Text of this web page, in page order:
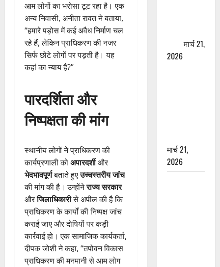
आम लोगों का भरोसा टूट रहा है। एक
अन्य निवासी, अनीता रावत ने बताया,
“हमारे पड़ोस में कई अवैध निर्माण चल
रहे हैं, लेकिन प्राधिकरण की नजर
सिर्फ छोटे लोगों पर पड़ती है। यह
कहां का न्याय है?”
पारदर्शिता और
निष्पक्षता की मांग
स्थानीय लोगों ने प्राधिकरण की
कार्यप्रणाली कोअपारदर्शीऔर
भेदभावपूर्णबताते हुएउच्चस्तरीय जांच
की मांग की है। उन्होंनेराज्य सरकार
औरजिलाधिकारीसे अपील की है कि
प्राधिकरण के कार्यों की निष्पक्ष जांच
कराई जाए और दोषियों पर कड़ी
कार्रवाई हो। एक सामाजिक कार्यकर्ता,
दीपक जोशी ने कहा, “तपोवन विकास
प्राधिकरण की मनमानी से आम लोग
मार्च 21,
2026
मार्च 21,
2026